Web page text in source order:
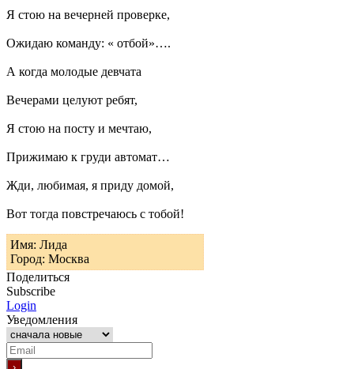
Я стою на вечерней проверке,
Ожидаю команду: « отбой»….
А когда молодые девчата
Вечерами целуют ребят,
Я стою на посту и мечтаю,
Прижимаю к груди автомат…
Жди, любимая, я приду домой,
Вот тогда повстречаюсь с тобой!
Имя: Лида
Город: Москва
Поделиться
Subscribe
Login
Уведомления